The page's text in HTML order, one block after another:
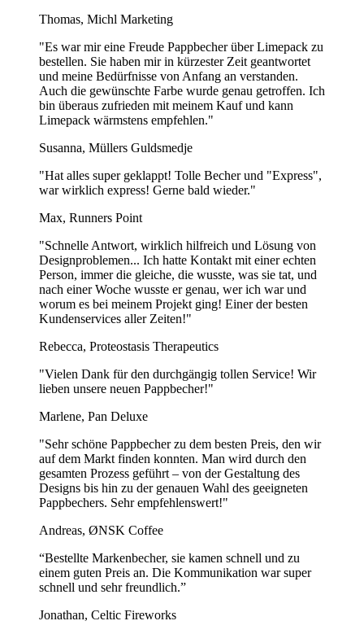
Sind Mehrweg Plastikbecher spülmaschinenfest?
Ja, unsere Mehrweg Plastikbecher sind spülmaschinenfest. Sie
lassen sich leicht reinigen und können mehrfach verwendet werden,
sodass Ihr Branding auch langfristig lebendig und gut sichtbar
Sind Mehrweg Plastikbecher umweltfreundlicher?
Ja, unsere Mehrweg Plastikbecher sind eine umweltfreundliche
Alternative zu Einwegplastik. Durch die Wahl dieser Becher tragen
nachhaltigere Zukunft.
Aus welchem Material bestehen Mehrweg
Plastikbecher?
Unsere Mehrweg Plastikbecher bestehen aus hochwertigem, BPA-
freiem Kunststoff. Sie sind sicher, langlebig und ideal für den
werden?
Ja, unsere Mehrweg Plastikbecher sind für den langfristigen
immer wieder verwendet werden – eine kosteneffiziente und
nachhaltige Lösung für Ihr Unternehmen.
Zeig mehr...
Thomas, Michl Marketing
"Es war mir eine Freude Pappbecher über Limepack zu
bestellen. Sie haben mir in kürzester Zeit geantwortet
und meine Bedürfnisse von Anfang an verstanden.
Auch die gewünschte Farbe wurde genau getroffen. Ich
bin überaus zufrieden mit meinem Kauf und kann
Limepack wärmstens empfehlen."
Susanna, Müllers Guldsmedje
"Hat alles super geklappt! Tolle Becher und "Express",
war wirklich express! Gerne bald wieder."
Max, Runners Point
"Schnelle Antwort, wirklich hilfreich und Lösung von
Designproblemen... Ich hatte Kontakt mit einer echten
Person, immer die gleiche, die wusste, was sie tat, und
nach einer Woche wusste er genau, wer ich war und
worum es bei meinem Projekt ging! Einer der besten
Kundenservices aller Zeiten!"
Rebecca, Proteostasis Therapeutics
"Vielen Dank für den durchgängig tollen Service! Wir
lieben unsere neuen Pappbecher!"
Marlene, Pan Deluxe
"Sehr schöne Pappbecher zu dem besten Preis, den wir
auf dem Markt finden konnten. Man wird durch den
gesamten Prozess geführt – von der Gestaltung des
Designs bis hin zu der genauen Wahl des geeigneten
Pappbechers. Sehr empfehlenswert!"
Andreas, ØNSK Coffee
“Bestellte Markenbecher, sie kamen schnell und zu
einem guten Preis an. Die Kommunikation war super
schnell und sehr freundlich.”
Jonathan, Celtic Fireworks